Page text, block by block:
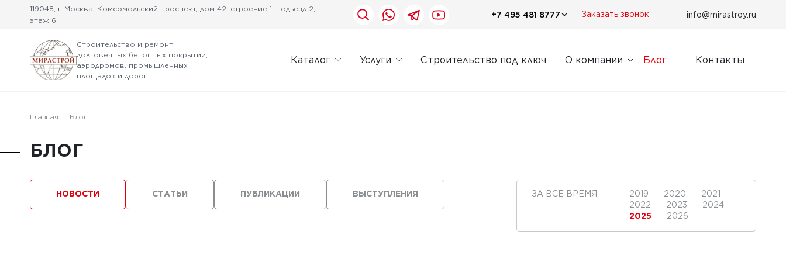
119048, г. Москва, Комсомольский проспект, дом 42, строение 1, подъезд 2,
этаж 6
+7 495 481 8777 Заказать звонок info@mirastroy.ru
Строительство и ремонт
долговечных бетонных покрытий,
аэродромов, промышленных
площадок и дорог
Каталог Услуги Строительство под ключ О компании Блог Контакты
Главная Блог
БЛОГ
ВЫСТУПЛЕНИЯ
ПУБЛИКАЦИИ
НОВОСТИ СТАТЬИ ЗА ВСЕ ВРЕМЯ 2019 2020
2021
2022
2023
2024
2025
2026